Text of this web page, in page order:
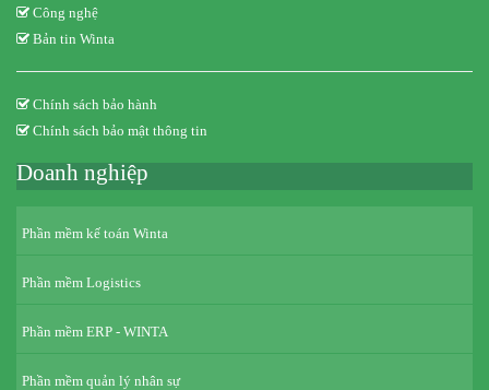
Công nghệ
Bản tin Winta
Chính sách bảo hành
Chính sách bảo mật thông tin
Doanh nghiệp
Phần mềm kế toán Winta
Phần mềm Logistics
Phần mềm ERP - WINTA
Phần mềm quản lý nhân sự